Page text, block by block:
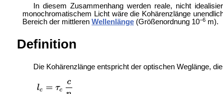
In diesem Zusammenhang werden reale, nicht
monochromatischem Licht wäre die Kohärenzlänge
Bereich der mittleren Wellenlänge(Größenordnung 10−6m).
Definition
Die Kohärenzlänge entspricht der optischen Weglänge,